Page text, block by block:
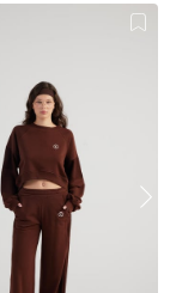
diz